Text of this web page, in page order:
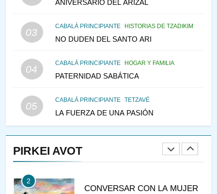
ANIVERSARIO DEL ARIZAL
03
CABALÁ PRINCIPIANTE HISTORIAS DE TZADIKIM
NO DUDEN DEL SANTO ARI
04
CABALÁ PRINCIPIANTE HOGAR Y FAMILIA
PATERNIDAD SABÁTICA
05
CABALÁ PRINCIPIANTE TETZAVÉ
LA FUERZA DE UNA PASIÓN
PIRKEI AVOT
PENSAMIENTO JUDÍO PIRKEI AVOT
VEAMOS ¿POR QUÉ
IEHOSHÚA? Y LA QUEJA DE
1
RAZI ¿QUIÉN ES SABIO?
2
CONVERSAR CON LA MUJER